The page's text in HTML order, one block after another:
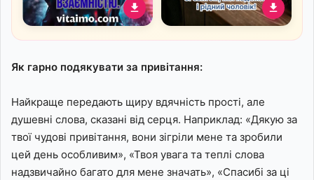
Листівка до дня
образом мотоцикліста,
який перемагає
Ніжне привітання для
святом
Як гарно подякувати за привітання:
Найкраще передають щиру вдячність прості, але
душевні слова, сказані від серця. Наприклад: «Дякую за
твої чудові привітання, вони зігріли мене та зробили
цей день особливим», «Твоя увага та теплі слова
надзвичайно багато для мене значать», «Спасибі за ці